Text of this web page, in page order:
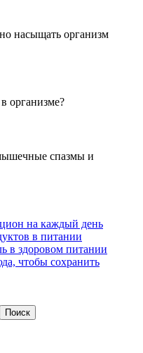
насыщать организм
организме?
спазмы и
на каждый день
в питании
в здоровом питании
чтобы сохранить
Поиск